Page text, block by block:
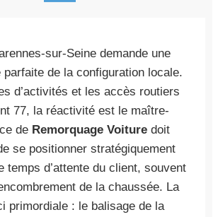
sur-Seine demande une
parfaite de la configuration locale.
d’activités et les accès routiers
77, la réactivité est le maître-
de Remorquage Voiture doit
se positionner stratégiquement
temps d’attente du client, souvent
de la chaussée. La
primordiale : le balisage de la